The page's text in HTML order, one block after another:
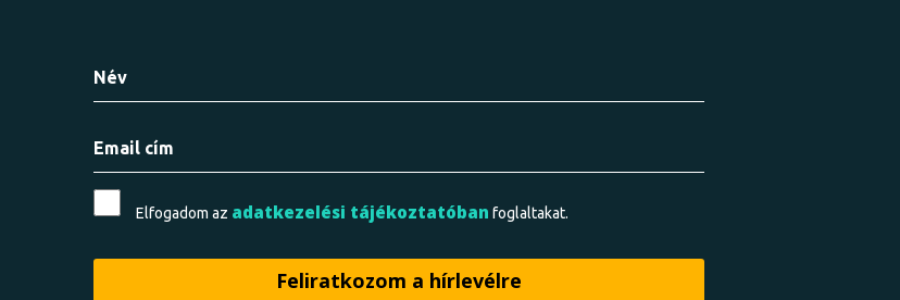
Elfogadom az adatkezelési tájékoztatóban foglaltakat.